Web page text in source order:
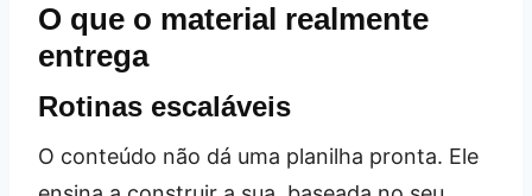
O que o material realmente
entrega
Rotinas escaláveis
O conteúdo não dá uma planilha pronta. Ele